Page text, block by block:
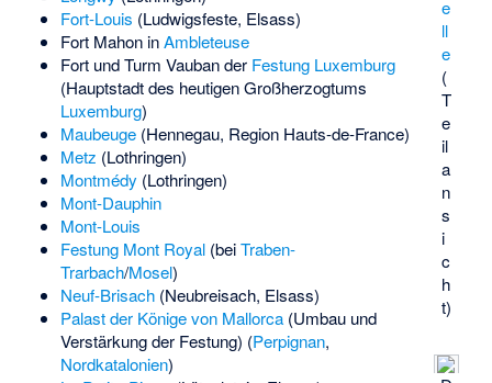
e
ll
e
(
T
e
il
a
n
s
i
c
h
t)
Fort-Louis (Ludwigsfeste, Elsass)
Fort Mahon inAmbleteuse
Fort und Turm Vauban der Festung Luxemburg
(Hauptstadt des heutigen Großherzogtums
Luxemburg)
Maubeuge(Hennegau, Region Hauts-de-France)
Metz (Lothringen)
Montmédy (Lothringen)
Mont-Dauphin
Mont-Louis
Festung Mont Royal(beiTraben-
Trarbach/Mosel)
Neuf-Brisach(Neubreisach, Elsass)
Palast der Könige von Mallorca(Umbau und
Verstärkung der Festung) (Perpignan,
Nordkatalonien)